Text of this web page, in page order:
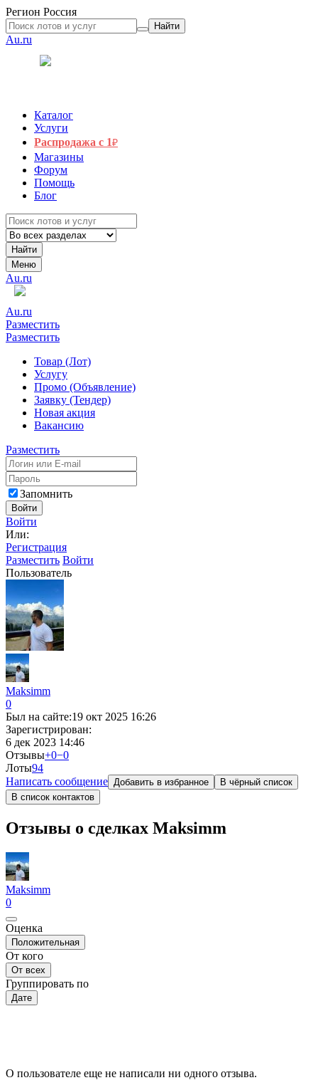
Регион Россия
Найти
Au.ru
Каталог
Услуги
Распродажа с 1₽
Магазины
Форум
Помощь
Блог
Найти
Меню
Au.ru
Au.ru
Разместить
Разместить
Товар (Лот)
Услугу
Промо (Объявление)
Заявку (Тендер)
Новая акция
Вакансию
Разместить
Запомнить
Войти
Войти
Или:
Регистрация
Разместить Войти
Пользователь
Мaksimm
0
Был на сайте:19 окт 2025 16:26
Зарегистрирован:
6 дек 2023 14:46
Отзывы+0−0
Лоты94
Написать сообщение Добавить в избранное
В чёрный список
В список контактов
Отзывы о сделках Мaksimm
Мaksimm
0
Оценка
Положительная
От кого
От всех
Группировать по
Дате
О пользователе еще не написали ни одного отзыва.